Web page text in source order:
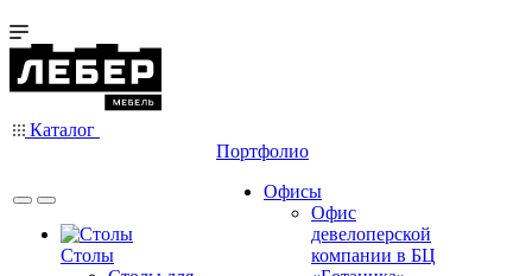
Каталог
Столы
Портфолио
Офисы
Офис
девелоперской
компании в БЦ